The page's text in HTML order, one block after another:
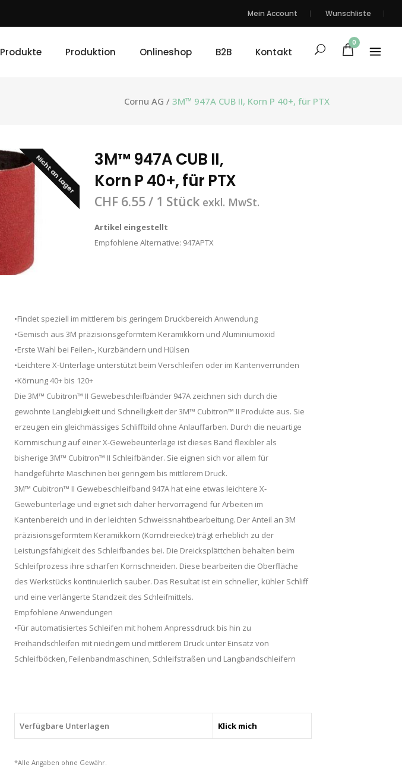
Mein Account Wunschliste
Produkte Produktion Onlineshop B2B Kontakt
0
Cornu AG / 3M™ 947A CUB II, Korn P 40+, für PTX
Nicht an Lager
3M™ 947A CUB II,
Korn P 40+, für PTX
CHF 6.55/ 1 Stück exkl. MwSt.
Artikel eingestellt
Empfohlene Alternative: 947APTX
•Findet speziell im mittlerem bis geringem Druckbereich Anwendung
•Gemisch aus 3M präzisionsgeformtem Keramikkorn und Aluminiumoxid
•Erste Wahl bei Feilen-, Kurzbändern und Hülsen
•Leichtere X-Unterlage unterstützt beim Verschleifen oder im Kantenverrunden
•Körnung 40+ bis 120+
Die 3M™ Cubitron™ II Gewebeschleifbänder 947A zeichnen sich durch die
gewohnte Langlebigkeit und Schnelligkeit der 3M™ Cubitron™ II Produkte aus. Sie
erzeugen ein gleichmässiges Schliffbild ohne Anlauffarben. Durch die neuartige
Kornmischung auf einer X-Gewebeunterlage ist dieses Band flexibler als
bisherige 3M™ Cubitron™ II Schleifbänder. Sie eignen sich vor allem für
handgeführte Maschinen bei geringem bis mittlerem Druck.
3M™ Cubitron™ II Gewebeschleifband 947A hat eine etwas leichtere X-
Gewebunterlage und eignet sich daher hervorragend für Arbeiten im
Kantenbereich und in der leichten Schweissnahtbearbeitung. Der Anteil an 3M
präzisionsgeformtem Keramikkorn (Korndreiecke) trägt erheblich zu der
Leistungsfähigkeit des Schleifbandes bei. Die Dreicksplättchen behalten beim
Schleifprozess ihre scharfen Kornschneiden. Diese bearbeiten die Oberfläche
des Werkstücks kontinuierlich sauber. Das Resultat ist ein schneller, kühler Schliff
und eine verlängerte Standzeit des Schleifmittels.
Empfohlene Anwendungen
•Für automatisiertes Schleifen mit hohem Anpressdruck bis hin zu
Freihandschleifen mit niedrigem und mittlerem Druck unter Einsatz von
Schleifböcken, Feilenbandmaschinen, Schleifstraßen und Langbandschleifern
Verfügbare Unterlagen Klick mich
*Alle Angaben ohne Gewähr.